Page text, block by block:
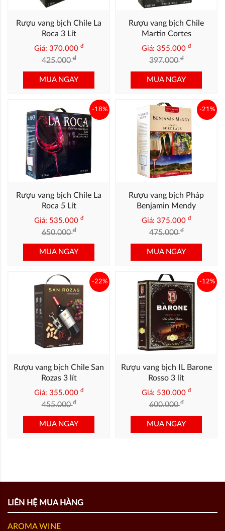
Rượu vang bịch Chile La
Roca 3 Lít
Giá: 370.000 đ
425.000đ
MUA NGAY
Rượu vang bịch Chile
Martin Cortes
Giá: 355.000 đ
397.000đ
MUA NGAY
Rượu vang bịch Chile La
Roca 5 Lít
Giá: 535.000 đ
650.000đ
-18%
MUA NGAY
Rượu vang bịch Pháp
Benjamin Mendy
Giá: 375.000 đ
475.000đ
-21%
MUA NGAY
Rượu vang bịch Chile San
Rozas 3 lít
Giá: 355.000 đ
455.000đ
-22%
MUA NGAY
Rượu vang bịch IL Barone
Rosso 3 lít
Giá: 530.000 đ
600.000đ
-12%
MUA NGAY
LIÊN HỆ MUA HÀNG
AROMA WINE